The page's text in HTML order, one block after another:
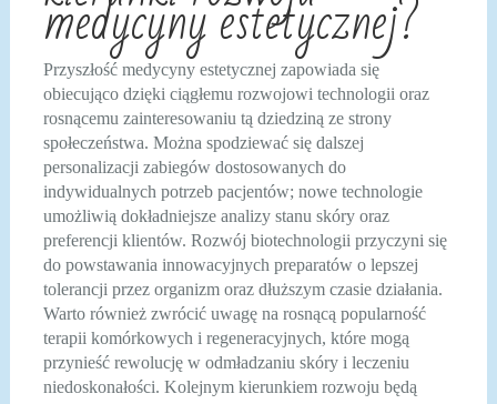
medycyny estetycznej?
Przyszłość medycyny estetycznej zapowiada się
obiecująco dzięki ciągłemu rozwojowi technologii oraz
rosnącemu zainteresowaniu tą dziedziną ze strony
społeczeństwa. Można spodziewać się dalszej
personalizacji zabiegów dostosowanych do
indywidualnych potrzeb pacjentów; nowe technologie
umożliwią dokładniejsze analizy stanu skóry oraz
preferencji klientów. Rozwój biotechnologii przyczyni się
do powstawania innowacyjnych preparatów o lepszej
tolerancji przez organizm oraz dłuższym czasie działania.
Warto również zwrócić uwagę na rosnącą popularność
terapii komórkowych i regeneracyjnych, które mogą
przynieść rewolucję w odmładzaniu skóry i leczeniu
niedoskonałości. Kolejnym kierunkiem rozwoju będą